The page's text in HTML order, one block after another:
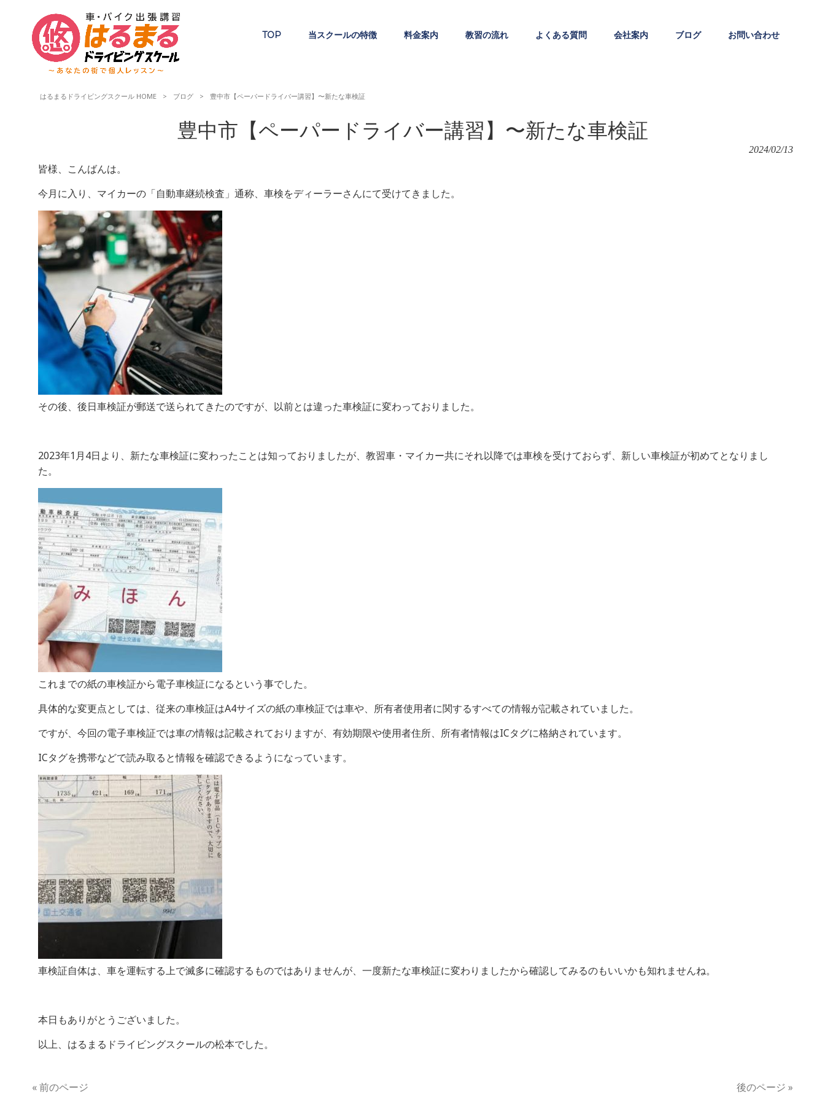
TOP 当スクールの特徴 料金案内 教習の流れ よくある質問 会社案内 ブログ お問い合わせ
はるまるドライビングスクール HOME > ブログ > 豊中市【ペーパードライバー講習】〜新たな車検証
豊中市【ペーパードライバー講習】〜新たな車検証
2024/02/13
皆様、こんばんは。
今月に入り、マイカーの「自動車継続検査」通称、車検をディーラーさんにて受けてきました。
その後、後日車検証が郵送で送られてきたのですが、以前とは違った車検証に変わっておりました。
2023年1月4日より、新たな車検証に変わったことは知っておりましたが、教習車・マイカー共にそれ以降では車検を受けておらず、新しい車検証が初めてとなりまし
た。
これまでの紙の車検証から電子車検証になるという事でした。
具体的な変更点としては、従来の車検証はA4サイズの紙の車検証では車や、所有者使用者に関するすべての情報が記載されていました。
ですが、今回の電子車検証では車の情報は記載されておりますが、有効期限や使用者住所、所有者情報はICタグに格納されています。
ICタグを携帯などで読み取ると情報を確認できるようになっています。
車検証自体は、車を運転する上で滅多に確認するものではありませんが、一度新たな車検証に変わりましたから確認してみるのもいいかも知れませんね。
本日もありがとうございました。
以上、はるまるドライビングスクールの松本でした。
« 前のページ 後のページ »